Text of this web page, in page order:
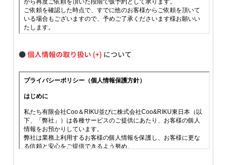
●個人情報の取り扱い について